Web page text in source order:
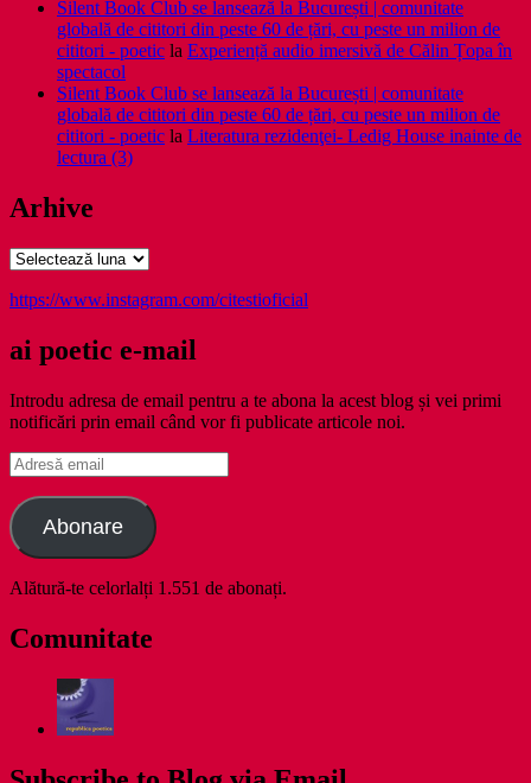
Silent Book Club se lansează la București | comunitate
globală de cititori din peste 60 de țări, cu peste un milion de
cititori - poetic la Experiență audio imersivă de Călin Țopa în
spectacol
Silent Book Club se lansează la București | comunitate
globală de cititori din peste 60 de țări, cu peste un milion de
cititori - poetic la Literatura rezidenţei- Ledig House inainte de
lectura (3)
Arhive
Arhive
https://www.instagram.com/citestioficial
ai poetic e-mail
Introdu adresa de email pentru a te abona la acest blog și vei primi
notificări prin email când vor fi publicate articole noi.
Adresă
email
Abonare
Alătură-te celorlalți 1.551 de abonați.
Comunitate